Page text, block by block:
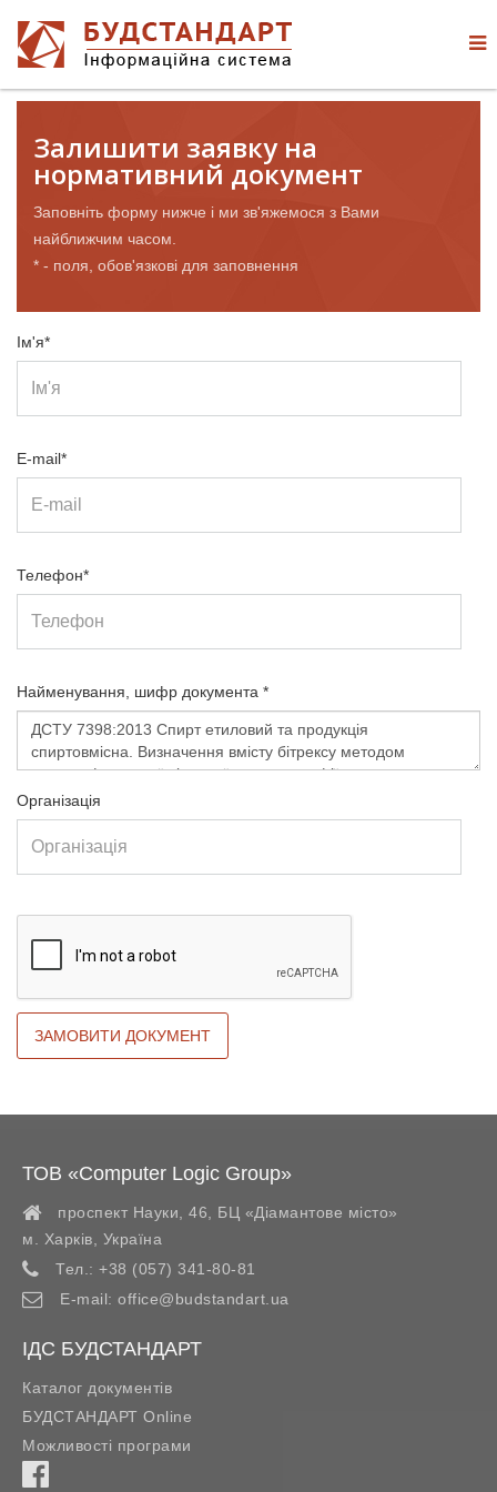
Залишити заявку на
нормативний документ
Заповніть форму нижче і ми зв'яжемося з Вами
найближчим часом.
* - поля, обов'язкові для заповнення
Ім'я*
E-mail*
Телефон*
Найменування, шифр документа *
Організація
ТОВ «Computer Logic Group»
проспект Науки, 46, БЦ «Діамантове місто»
м. Харків
Україна
Тел.: +38 (057) 341-80-81
E-mail: office@budstandart.ua
ІДС БУДСТАНДАРТ
Каталог документів
БУДСТАНДАРТ Online
Можливості програми